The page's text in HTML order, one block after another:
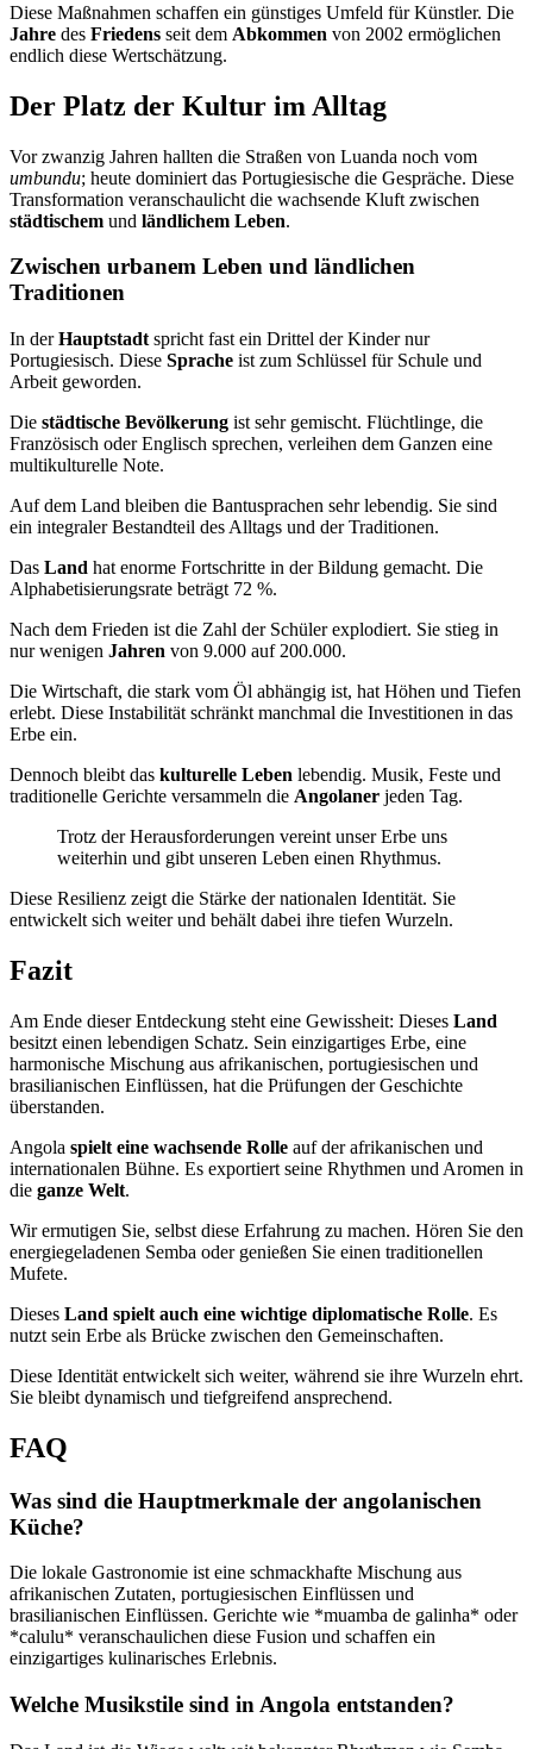
Diese Maßnahmen schaffen ein günstiges Umfeld für Künstler. Die
Jahre des Friedens seit dem Abkommen von 2002 ermöglichen
endlich diese Wertschätzung.
Der Platz der Kultur im Alltag
Vor zwanzig Jahren hallten die Straßen von Luanda noch vom
umbundu; heute dominiert das Portugiesische die Gespräche. Diese
Transformation veranschaulicht die wachsende Kluft zwischen
städtischem und ländlichem Leben.
Zwischen urbanem Leben und ländlichen
Traditionen
In derHauptstadt spricht fast ein Drittel der Kinder nur
Portugiesisch. Diese Sprache ist zum Schlüssel für Schule und
Arbeit geworden.
Die städtische Bevölkerung ist sehr gemischt. Flüchtlinge, die
Französisch oder Englisch sprechen, verleihen dem Ganzen eine
multikulturelle Note.
Auf dem Land bleiben die Bantusprachen sehr lebendig. Sie sind
ein integraler Bestandteil des Alltags und der Traditionen.
Das Land hat enorme Fortschritte in der Bildung gemacht. Die
Alphabetisierungsrate beträgt 72 %.
Nach dem Frieden ist die Zahl der Schüler explodiert. Sie stieg in
nur wenigen Jahren von 9.000 auf 200.000.
Die Wirtschaft, die stark vom Öl abhängig ist, hat Höhen und Tiefen
erlebt. Diese Instabilität schränkt manchmal die Investitionen in das
Erbe ein.
Dennoch bleibt das kulturelle Leben lebendig. Musik, Feste und
traditionelle Gerichte versammeln die Angolaner jeden Tag.
Trotz der Herausforderungen vereint unser Erbe uns
weiterhin und gibt unseren Leben einen Rhythmus.
Diese Resilienz zeigt die Stärke der nationalen Identität. Sie
entwickelt sich weiter und behält dabei ihre tiefen Wurzeln.
Fazit
Am Ende dieser Entdeckung steht eine Gewissheit: Dieses Land
besitzt einen lebendigen Schatz. Sein einzigartiges Erbe, eine
harmonische Mischung aus afrikanischen, portugiesischen und
brasilianischen Einflüssen, hat die Prüfungen der Geschichte
überstanden.
Angola spielt eine wachsende Rolle auf der afrikanischen und
internationalen Bühne. Es exportiert seine Rhythmen und Aromen in
die ganze Welt.
Wir ermutigen Sie, selbst diese Erfahrung zu machen. Hören Sie den
energiegeladenen Semba oder genießen Sie einen traditionellen
Mufete.
Dieses Land spielt auch eine wichtige diplomatische Rolle. Es
nutzt sein Erbe als Brücke zwischen den Gemeinschaften.
Diese Identität entwickelt sich weiter, während sie ihre Wurzeln ehrt.
Sie bleibt dynamisch und tiefgreifend ansprechend.
FAQ
Was sind die Hauptmerkmale der angolanischen
Küche?
Die lokale Gastronomie ist eine schmackhafte Mischung aus
afrikanischen Zutaten, portugiesischen Einflüssen und
brasilianischen Einflüssen. Gerichte wie *muamba de galinha* oder
*calulu* veranschaulichen diese Fusion und schaffen ein
einzigartiges kulinarisches Erlebnis.
Welche Musikstile sind in Angola entstanden?